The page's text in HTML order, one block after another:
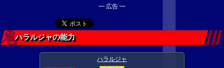
━ 広告 ━
ハラルジャの能力
ハラルジャ